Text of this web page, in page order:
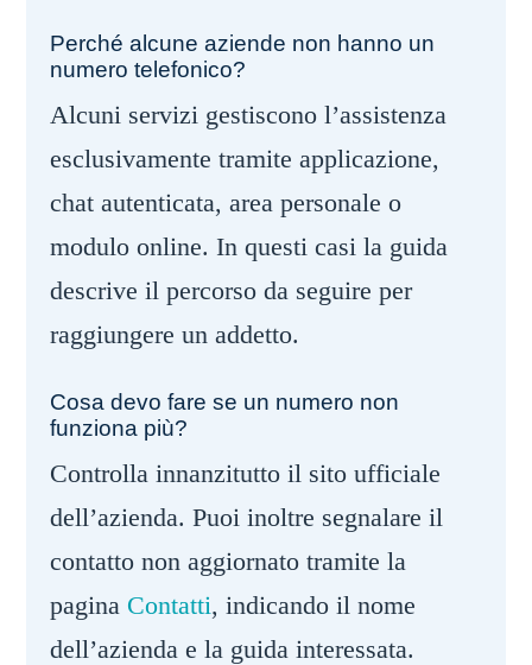
Perché alcune aziende non hanno un
numero telefonico?
Alcuni servizi gestiscono l’assistenza
esclusivamente tramite applicazione,
chat autenticata, area personale o
modulo online. In questi casi la guida
descrive il percorso da seguire per
raggiungere un addetto.
Cosa devo fare se un numero non
funziona più?
Controlla innanzitutto il sito ufficiale
dell’azienda. Puoi inoltre segnalare il
contatto non aggiornato tramite la
pagina Contatti, indicando il nome
dell’azienda e la guida interessata.